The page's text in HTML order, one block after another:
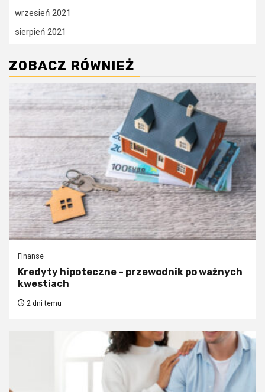
wrzesień 2021
sierpień 2021
ZOBACZ RÓWNIEŻ
Finanse
Kredyty hipoteczne – przewodnik po ważnych
kwestiach
2 dni temu